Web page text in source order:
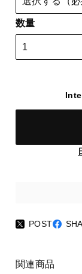
数量
POST
関連商品